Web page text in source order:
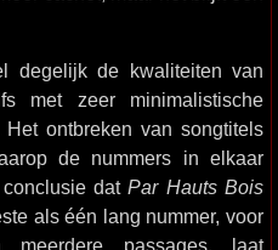
degelijk de kwaliteiten van
met zeer minimalistische
ontbreken van songtitels
de nummers in elkaar
conclusie datPar Hauts Bois
als één lang nummer, voor
passages, laat